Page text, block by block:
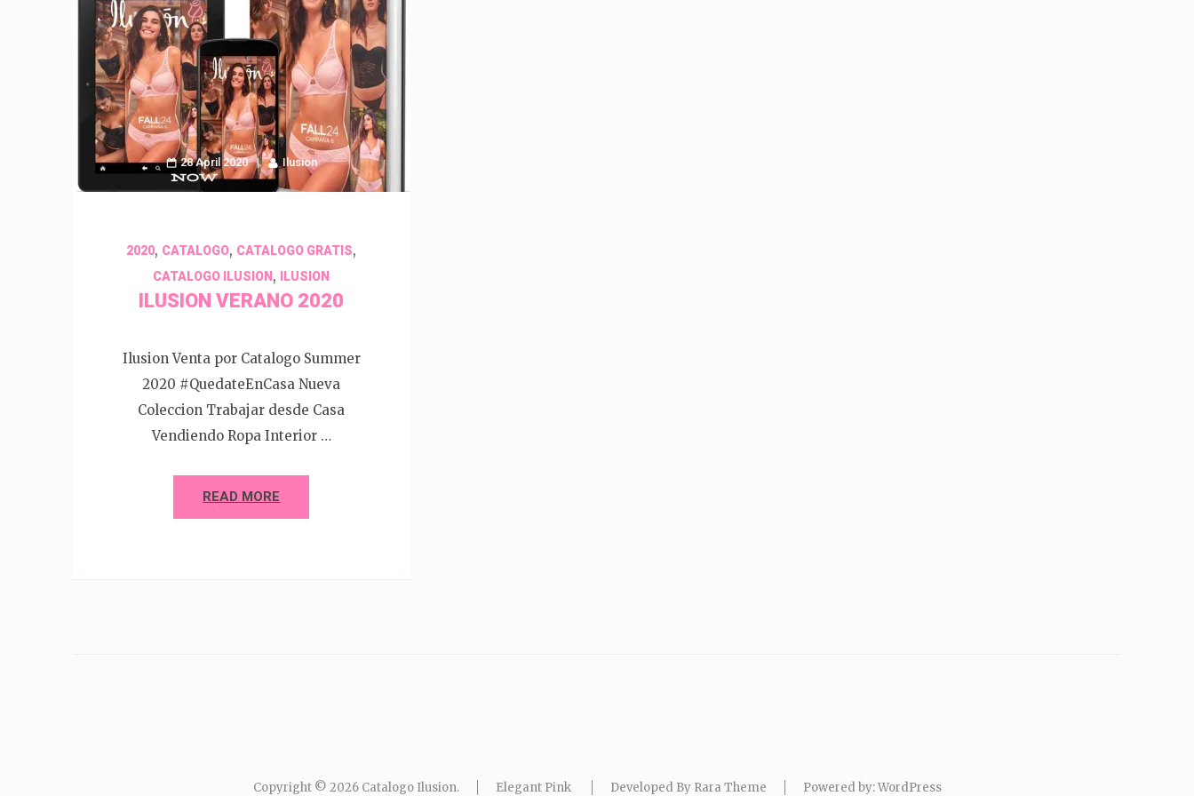
28 April 2020 Ilusion
2020, CATALOGO, CATALOGO GRATIS,
CATALOGO ILUSION , ILUSION
ILUSION VERANO 2020
Ilusion Venta por Catalogo Summer
2020 #QuedateEnCasa Nueva
Coleccion Trabajar desde Casa
Vendiendo Ropa Interior …
READ MORE
Copyright © 2026 Catalogo Ilusion. Elegant Pink Developed By Rara Theme Powered by:WordPress